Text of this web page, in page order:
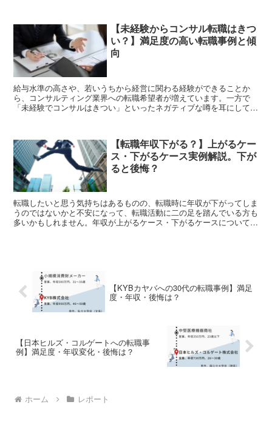
【未経験からコンサル転職はきつ
い？】満足度の高い転職事例と傾
向
給与水準の高さや、若いうちから経営に関わる経験ができることか
ら、コンサルティング業界への転職希望者が増えています。一方で
「未経験でコンサルはきつい」といったネガティブな噂を耳にして不
【転職年収下がる？】上がるケー
ス・下がるケース実例解説。下が
ると後悔？
転職したいと思う気持ちはあるものの、転職時に年収が下がってしま
うのではないかと不安になって、転職活動に二の足を踏んでいる方も
多いかもしれません。年収が上がるケース・下がるケースについて、
【KYBカヤバへの30代の転職事例】満足
度・年収・後悔は？
【日本ヒルズ・コルゲートへの転職事
例】満足度・年収変化・後悔は？
ホーム レポート